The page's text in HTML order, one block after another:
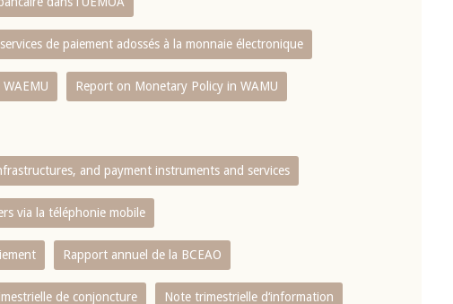
de paiement adossés à la monnaie électronique
Report on Monetary Policy in WAMU
and payment instruments and services
via la téléphonie mobile
Rapport annuel de la BCEAO
de conjoncture Note trimestrielle d‘information
du Gouverneur Jean-
lors de la cérémonie
du rapport annuel 2025
10 juin 2026
juin 2026, prononcée par son Président
Monsieur Jean-Claude Kassi BROU